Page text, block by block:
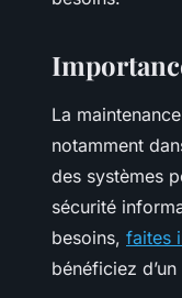
La
notamment
des systèmes
sécurité
besoins, faites
bénéficiez